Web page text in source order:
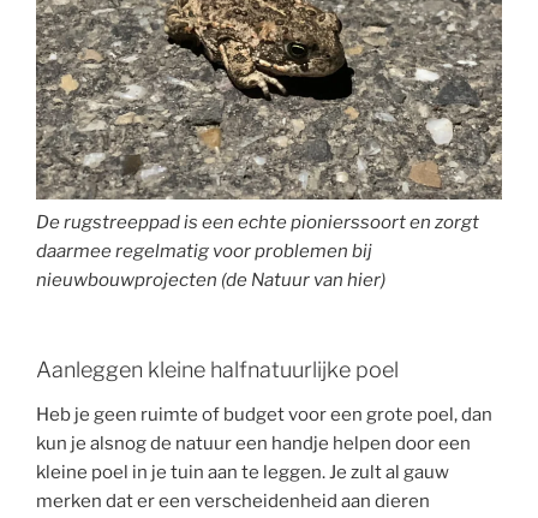
De rugstreeppad is een echte pionierssoort en zorgt
daarmee regelmatig voor problemen bij
nieuwbouwprojecten (de Natuur van hier)
Aanleggen kleine halfnatuurlijke poel
Heb je geen ruimte of budget voor een grote poel, dan
kun je alsnog de natuur een handje helpen door een
kleine poel in je tuin aan te leggen. Je zult al gauw
merken dat er een verscheidenheid aan dieren